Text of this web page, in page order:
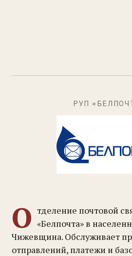
РУП
О тделение почтовой
«Белпочта» в
Чижевщина. Обслуживает
отправлений, платежи и